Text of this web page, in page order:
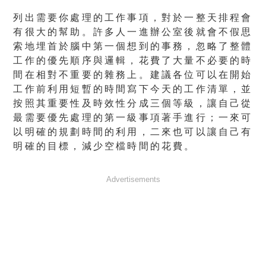
列出需要你處理的工作事項，對於一整天排程會
有很大的幫助。許多人一進辦公室後就會不假思
索地埋首於腦中第一個想到的事務，忽略了整體
工作的優先順序與邏輯，花費了大量不必要的時
間在相對不重要的雜務上。建議各位可以在開始
工作前利用短暫的時間寫下今天的工作清單，並
按照其重要性及時效性分成三個等級，讓自己從
最需要優先處理的第一級事項著手進行；一來可
以明確的規劃時間的利用，二來也可以讓自己有
明確的目標，減少空檔時間的花費。
Advertisements